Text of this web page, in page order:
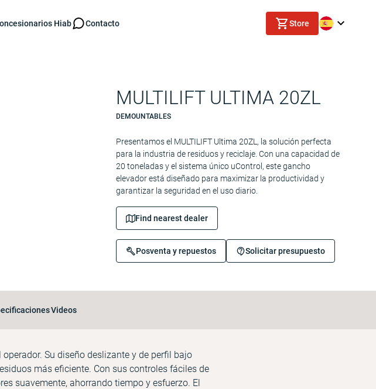
Hiab Contacto Store
MULTILIFT ULTIMA 20ZL
DEMOUNTABLES
Presentamos el MULTILIFT Ultima 20ZL, la solución perfecta
para la industria de residuos y reciclaje. Con una capacidad de
20 toneladas y el sistema único uControl, este gancho
elevador está diseñado para maximizar la productividad y
garantizar la seguridad en el uso diario.
Find nearest dealer
Posventa y repuestos Solicitar presupuesto
Videos
Su diseño deslizante y de perfil bajo
más eficiente. Con sus controles fáciles de
suavemente, ahorrando tiempo y esfuerzo. El